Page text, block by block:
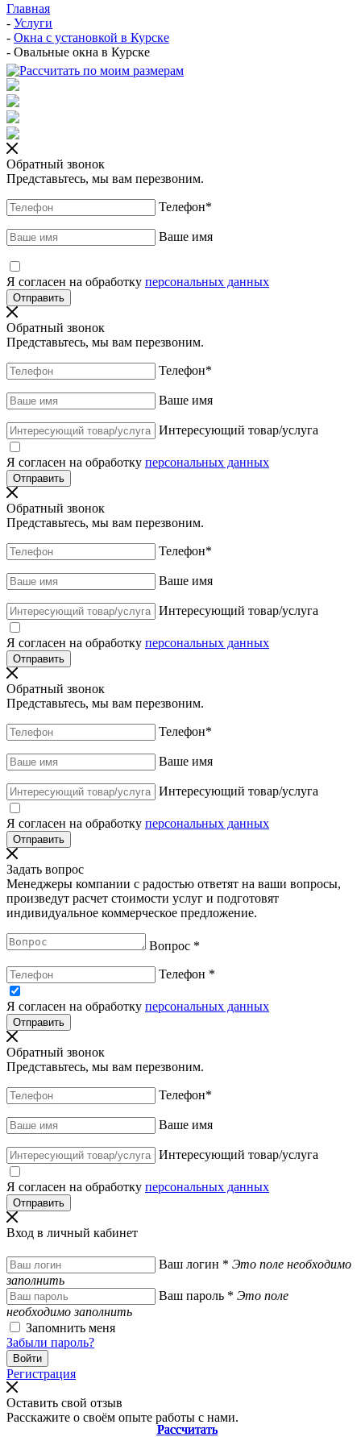
Главная
- Услуги
- Окна с установкой в Курске
- Овальные окна в Курске
Обратный звонок
Представьтесь, мы вам перезвоним.
Телефон*
Ваше имя
Я согласен на обработку персональных данных
Обратный звонок
Представьтесь, мы вам перезвоним.
Телефон*
Ваше имя
Интересующий товар/услуга
Я согласен на обработку персональных данных
Обратный звонок
Представьтесь, мы вам перезвоним.
Телефон*
Ваше имя
Интересующий товар/услуга
Я согласен на обработку персональных данных
Обратный звонок
Представьтесь, мы вам перезвоним.
Телефон*
Ваше имя
Интересующий товар/услуга
Я согласен на обработку персональных данных
Задать вопрос
Менеджеры компании с радостью ответят на ваши вопросы,
произведут расчет стоимости услуг и подготовят
индивидуальное коммерческое предложение.
Вопрос *
Телефон *
Я согласен на обработку персональных данных
Обратный звонок
Представьтесь, мы вам перезвоним.
Телефон*
Ваше имя
Интересующий товар/услуга
Я согласен на обработку персональных данных
Вход в личный кабинет
Ваш логин * Это поле необходимо
заполнить
Ваш пароль * Это поле
необходимо заполнить
Запомнить меня
Забыли пароль?
Регистрация
Оставить свой отзыв
Расскажите о своём опыте работы с нами.
Рассчитать
Рассчитать
Рассчитать
Рассчитать
Рассчитать